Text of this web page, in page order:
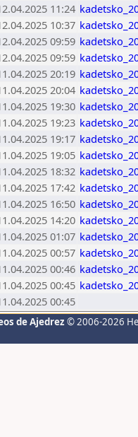
11:24
10:37
09:59
09:59
20:19
20:04
19:30
19:23
19:17
19:05
18:32
17:42
16:50
14:20
01:07
00:57
00:46
00:45
00:45
de Ajedrez © 2006-2026